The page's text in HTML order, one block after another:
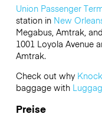
Union Passenger
station in New
Megabus, Amtrak,
1001 Loyola Avenue
Amtrak.
Check out why
baggage with
Preise